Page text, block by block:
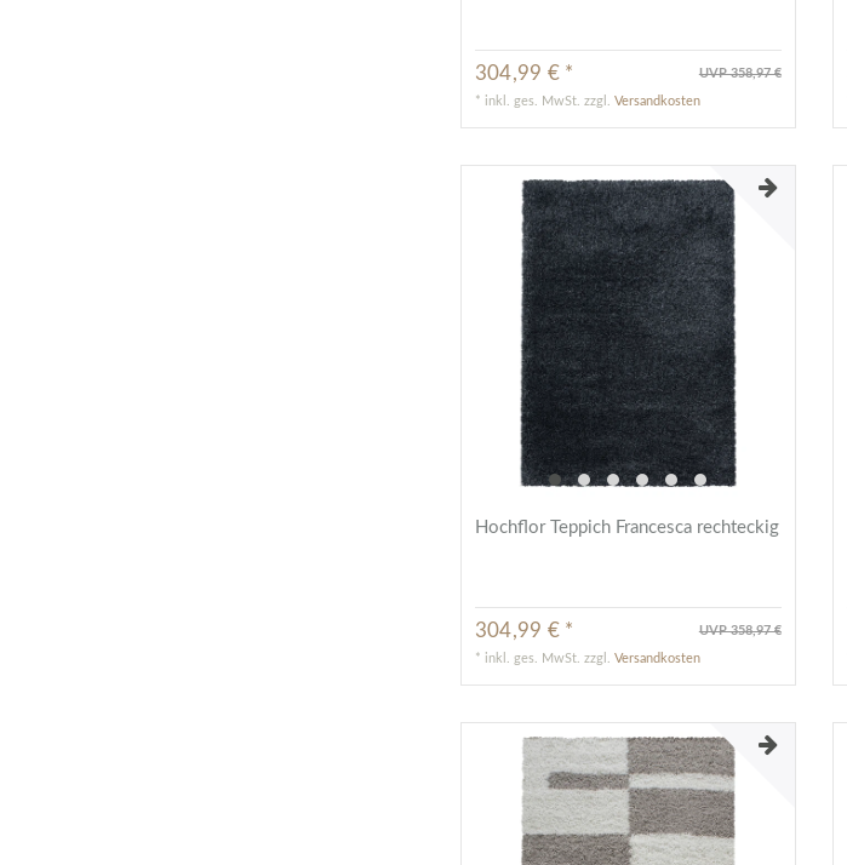
UVP 358,97 €
304,99 € *
* inkl. ges. MwSt. zzgl. Versandkosten
Hochflor Teppich Francesca rechteckig
UVP 358,97 €
304,99 € *
* inkl. ges. MwSt. zzgl. Versandkosten